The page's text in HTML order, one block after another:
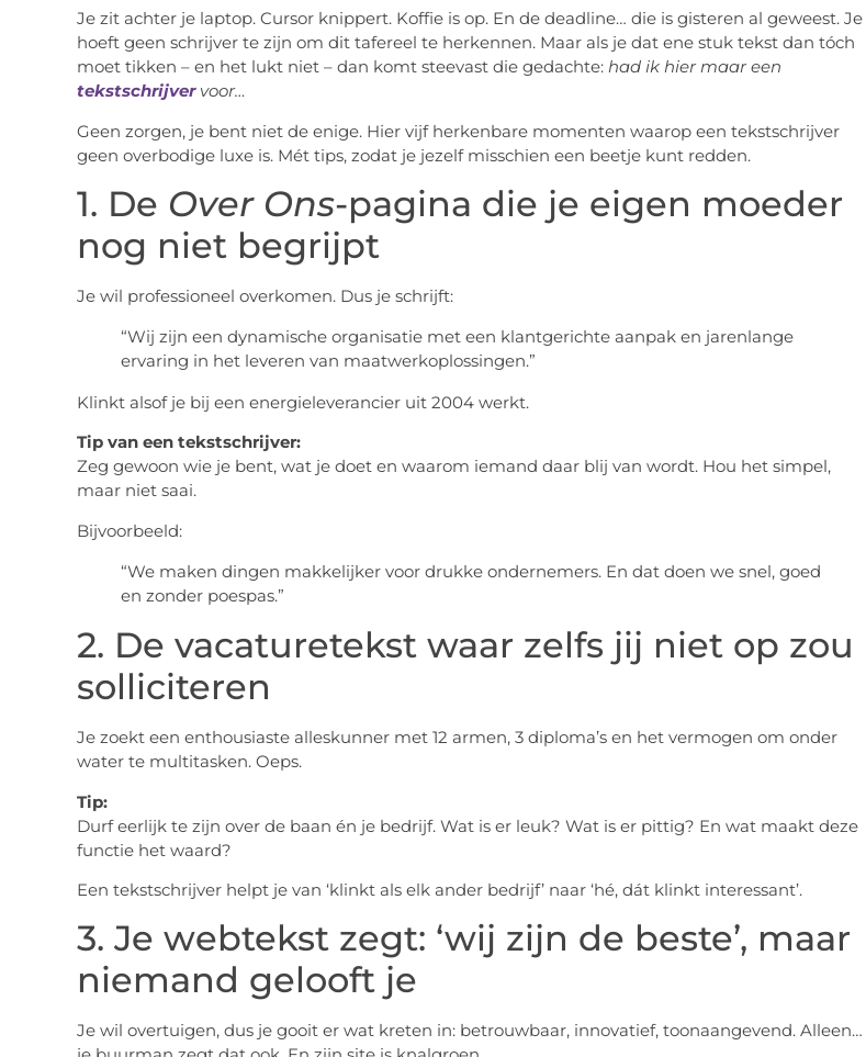
Je zit achter je laptop. Cursor knippert. Koffie is op. En de deadline… die is gisteren al geweest. Je
hoeft geen schrijver te zijn om dit tafereel te herkennen. Maar als je dat ene stuk tekst dan tóch
moet tikken – en het lukt niet – dan komt steevast die gedachte: had ik hier maar een
tekstschrijvervoor…
Geen zorgen, je bent niet de enige. Hier vijf herkenbare momenten waarop een tekstschrijver
geen overbodige luxe is. Mét tips, zodat je jezelf misschien een beetje kunt redden.
1. De Over Ons-pagina die je eigen moeder
nog niet begrijpt
Je wil professioneel overkomen. Dus je schrijft:
“Wij zijn een dynamische organisatie met een klantgerichte aanpak en jarenlange
ervaring in het leveren van maatwerkoplossingen.”
Klinkt alsof je bij een energieleverancier uit 2004 werkt.
Tip van een tekstschrijver:
Zeg gewoon wie je bent, wat je doet en waarom iemand daar blij van wordt. Hou het simpel,
maar niet saai.
Bijvoorbeeld:
“We maken dingen makkelijker voor drukke ondernemers. En dat doen we snel, goed
en zonder poespas.”
2. De vacaturetekst waar zelfs jij niet op zou
solliciteren
Je zoekt een enthousiaste alleskunner met 12 armen, 3 diploma’s en het vermogen om onder
water te multitasken. Oeps.
Tip:
Durf eerlijk te zijn over de baan én je bedrijf. Wat is er leuk? Wat is er pittig? En wat maakt deze
functie het waard?
Een tekstschrijver helpt je van ‘klinkt als elk ander bedrijf’ naar ‘hé, dát klinkt interessant’.
3. Je webtekst zegt: ‘wij zijn de beste’, maar
niemand gelooft je
Je wil overtuigen, dus je gooit er wat kreten in: betrouwbaar, innovatief, toonaangevend. Alleen…